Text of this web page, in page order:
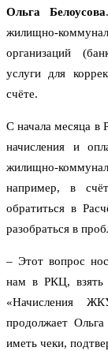
Ольга Белоусова
жилищно-
организаций
услуги для
счёте.
С начала месяца в
начисления и
жилищно-
например, в
обратиться в
разобраться в
– Этот вопрос
нам в РКЦ, взять
«Начисления
продолжает
иметь чеки,